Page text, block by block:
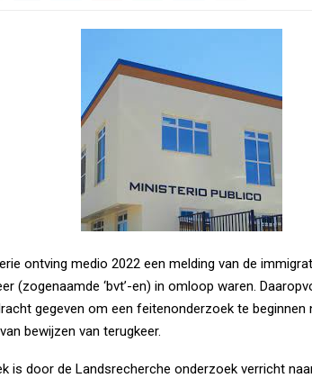
ontving medio 2022 een melding van de
(zogenaamde ‘bvt’-en) in omloop waren.
gegeven om een feitenonderzoek te beginnen
bewijzen van terugkeer.
is door de Landsrecherche onderzoek verricht